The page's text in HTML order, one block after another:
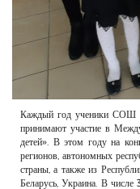
Каждый год ученики СОШ
принимают участие в
детей». В этом году на
регионов, автономных
страны, а также из
Беларусь, Украина. В числе